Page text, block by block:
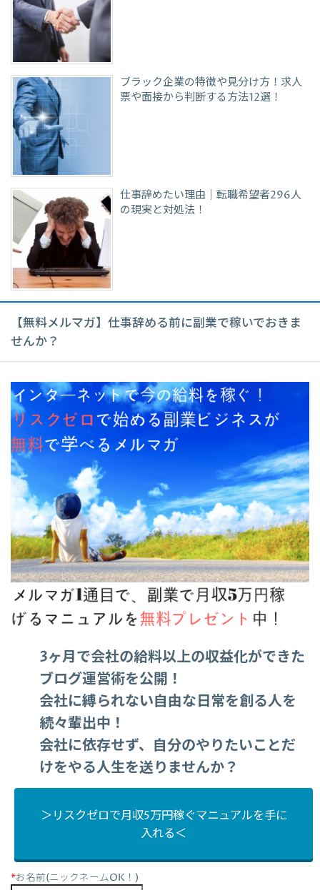
ブラック企業の特徴や見分け方！求人
票や面接から判断する方法12選！
仕事辞めたい理由｜転職希望者296人
の現実と対処法！
【無料メルマガ】仕事辞める前に副業で稼いでおきま
せんか？
3ヶ月で会社の給料以上の収益化ができた
ブログ運営術を公開！
会社に縛られない自由な日常を創る人を
続々輩出中！
会社に依存せず、自分のやりたいことだ
けをやる人生を送りませんか？
＞リスクゼロで月収5万円稼ぐマニュアルを手に
入れる＜
*お名前(ニックネームOK！)